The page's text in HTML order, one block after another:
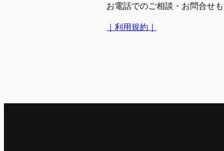
お電話でのご相談・お問合せも
｜利用規約｜